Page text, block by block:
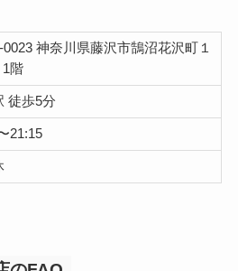
0023 神奈川県藤沢市鵠沼花沢町１
1階
徒歩5分
21:15